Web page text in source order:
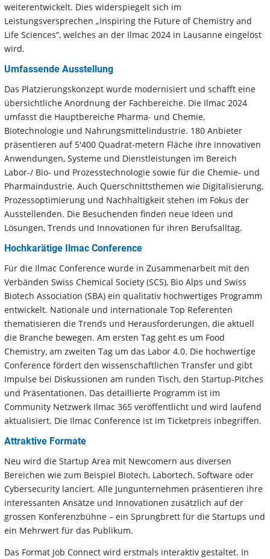
weiterentwickelt. Dies widerspiegelt sich im
Leistungsversprechen „Inspiring the Future of Chemistry and
Life Sciences“, welches an der Ilmac 2024 in Lausanne eingelöst
wird.
Umfassende Ausstellung
Das Platzierungskonzept wurde modernisiert und schafft eine
übersichtliche Anordnung der Fachbereiche. Die Ilmac 2024
umfasst die Hauptbereiche Pharma- und Chemie,
Biotechnologie und Nahrungsmittelindustrie. 180 Anbieter
präsentieren auf 5'400 Quadrat-metern Fläche ihre innovativen
Anwendungen, Systeme und Dienstleistungen im Bereich
Labor-/ Bio- und Prozesstechnologie sowie für die Chemie- und
Pharmaindustrie. Auch Querschnittsthemen wie Digitalisierung,
Prozessoptimierung und Nachhaltigkeit stehen im Fokus der
Ausstellenden. Die Besuchenden finden neue Ideen und
Lösungen, Trends und Innovationen für ihren Berufsalltag.
Hochkarätige Ilmac Conference
Für die Ilmac Conference wurde in Zusammenarbeit mit den
Verbänden Swiss Chemical Society (SCS), Bio Alps und Swiss
Biotech Association (SBA) ein qualitativ hochwertiges Programm
entwickelt. Nationale und internationale Top Referenten
thematisieren die Trends und Herausforderungen, die aktuell
die Branche bewegen. Am ersten Tag geht es um Food
Chemistry, am zweiten Tag um das Labor 4.0. Die hochwertige
Conference fördert den wissenschaftlichen Transfer und gibt
Impulse bei Diskussionen am runden Tisch, den Startup-Pitches
und Präsentationen. Das detaillierte Programm ist im
Community Netzwerk Ilmac 365 veröffentlicht und wird laufend
aktualisiert. Die Ilmac Conference ist im Ticketpreis inbegriffen.
Attraktive Formate
Neu wird die Startup Area mit Newcomern aus diversen
Bereichen wie zum Beispiel Biotech, Labortech, Software oder
Cybersecurity lanciert. Alle Jungunternehmen präsentieren ihre
interessanten Ansätze und Innovationen zusätzlich auf der
grossen Konferenzbühne – ein Sprungbrett für die Startups und
ein Mehrwert für das Publikum.
Das Format Job Connect wird erstmals interaktiv gestaltet. In